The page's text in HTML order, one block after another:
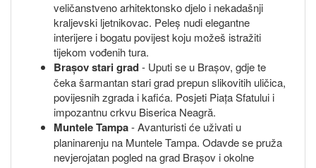
veličanstveno arhitektonsko djelo i nekadašnji
kraljevski ljetnikovac. Peleș nudi elegantne
interijere i bogatu povijest koju možeš istražiti
tijekom vođenih tura.
Brașov stari grad- Uputi se u Brașov, gdje te
čeka šarmantan stari grad prepun slikovitih uličica,
povijesnih zgrada i kafića. Posjeti Piața Sfatului i
impozantnu crkvu Biserica Neagră.
Muntele Tampa- Avanturisti će uživati u
planinarenju na Muntele Tampa. Odavde se pruža
nevjerojatan pogled na grad Brașov i okolne